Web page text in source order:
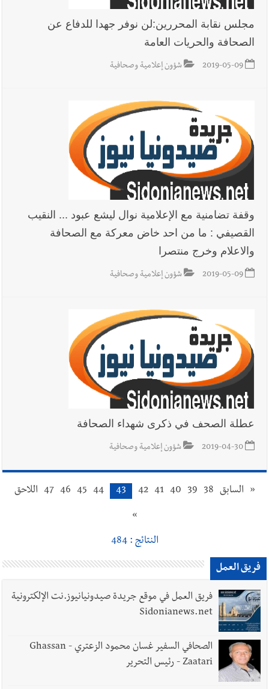
مجلس نقابة المحررين:لن نوفر جهدا للدفاع عن
الصحافة والحريات العامة
2019-05-09 شؤون إعلامية وصحافية
وقفة تضامنية مع الإعلامية نوال ليشع عبود ... النقيب
القصيفي : ما من احد خاض معركة مع الصحافة
والاعلام وخرج منتصرا
2019-05-09 شؤون إعلامية وصحافية
عطلة الصحف في ذكرى شهداء الصحافة
2019-04-30 شؤون إعلامية وصحافية
« السابق 38
39
40
41
42
43
44
45
46
47 اللاحق
»
النتائج : 484
فريق العمل
فريق العمل في موقع جريدة صيدونيانيوز.نت الإلكترونية
Sidonianews.net
الصحافي السفير غسان محمود الزعتري - Ghassan
Zaatari - رئيس التحرير